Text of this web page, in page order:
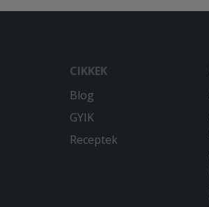
CIKKEK
Blog
GYIK
Receptek